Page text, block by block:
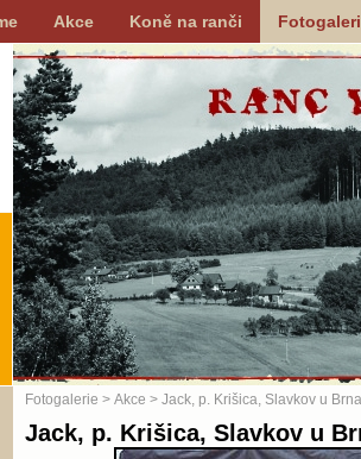
Akce Koně na ranči
Fotogalerie > Akce > Jack, p. Krišica, Slavkov u
Jack, p. Krišica, Slavkov u